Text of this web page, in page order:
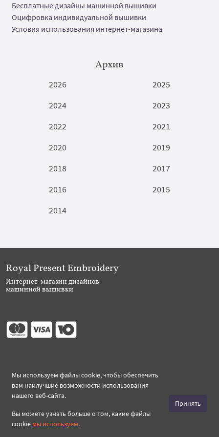
Бесплатные дизайны машинной вышивки
Оцифровка индивидуальной вышивки
Условия использования интернет-магазина
Архив
2026
2025
2024
2023
2022
2021
2020
2019
2018
2017
2016
2015
2014
Мы используем файлы cookie, чтобы обеспечить
вам наилучшие возможности использования
нашего веб-сайта.
Вы можете узнать больше о том, какие файлы
cookie мы используем.
Принять
Royal Present Embroidery
Интернет-магазин дизайнов
машинной вышивки
Создано 2026 Royal-Present.ru ©